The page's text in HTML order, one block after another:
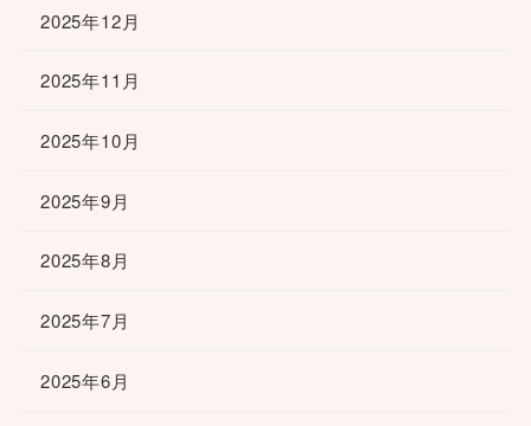
2025年12月
2025年11月
2025年10月
2025年9月
2025年8月
2025年7月
2025年6月